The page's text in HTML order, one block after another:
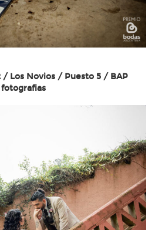
/ Los Novios / Puesto 5 / BAP
fotografias